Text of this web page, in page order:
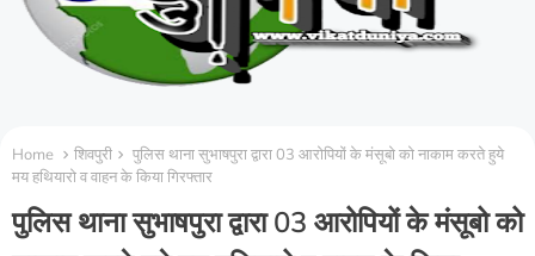
Home शिवपुरी
पुलिस थाना सुभाषपुरा द्वारा 03 आरोपियों के मंसूबो को नाकाम करते हुये
मय हथियारो व वाहन के किया गिरफ्तार
पुलिस थाना सुभाषपुरा द्वारा 03 आरोपियों के मंसूबो को